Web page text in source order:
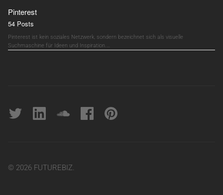
Pinterest
54 Posts
Pinterest ist kein soziales Netzwerk, sondern bezeichnet sich als visuelle
Suchmaschine für Ideen und Inspiration.…
Twitter linkedin soundcloudFacebookpinterest
© 2026 FUTUREBIZ.